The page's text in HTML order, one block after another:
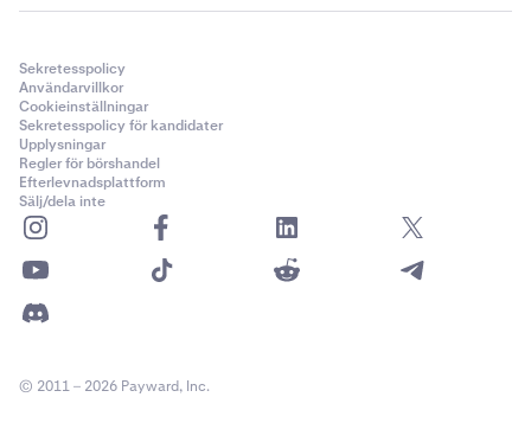
Sekretesspolicy
Användarvillkor
Cookieinställningar
Sekretesspolicy för kandidater
Upplysningar
Regler för börshandel
Efterlevnadsplattform
Sälj/dela inte
© 2011 – 2026 Payward, Inc.